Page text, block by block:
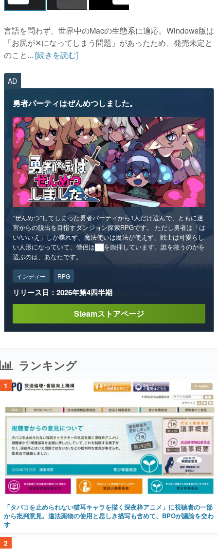
運営：株式会社マレ
言語を問わず、世界中のMacの生態系に適応。Windows版は
「お尻が✕になってしまう問題」があったため、発売未定と
のこと... [続きを読む]
AD
勇者パーティはぜんめつしました。
“ぜんめつ”してしまった勇者パーティから1人だけ選んで、ともに迷
宮からの脱出を目指すダンジョン探索RPGです。 ただし勇者は「は
い/いいえ」しか喋れず、魔法使いは魔法が使えず、戦士は可愛らし
い人形になっていて、僧侶は██を崇拝しています。誰を救うのかを
選ぶのは、あなたです。
インディー RPG
リリース日：2026年第4四半期
Steamストアページ
ランキング
1
「タバコを止められない猫耳キャラを描く深夜枠アニメ」に視聴者の一部
から批判意見。違法薬物の使用と思しき描写も含めて、BPOが議論を交わ
す
2